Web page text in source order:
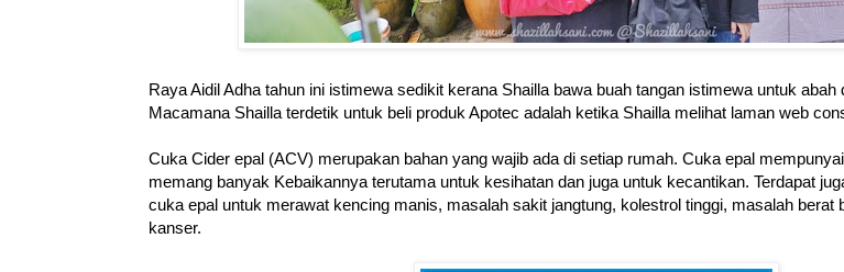
Raya Aidil Adha tahun ini istimewa sedikit kerana Shailla bawa buah tangan istimewa untuk abah
Macamana Shailla terdetik untuk beli produk Apotec adalah ketika Shailla melihat laman web
Cuka Cider epal (ACV) merupakan bahan yang wajib ada di setiap rumah. Cuka epal
memang banyak Kebaikannya terutama untuk kesihatan dan juga untuk kecantikan. Terdapat
cuka epal untuk merawat kencing manis, masalah sakit jangtung, kolestrol tinggi, masalah berat
kanser.